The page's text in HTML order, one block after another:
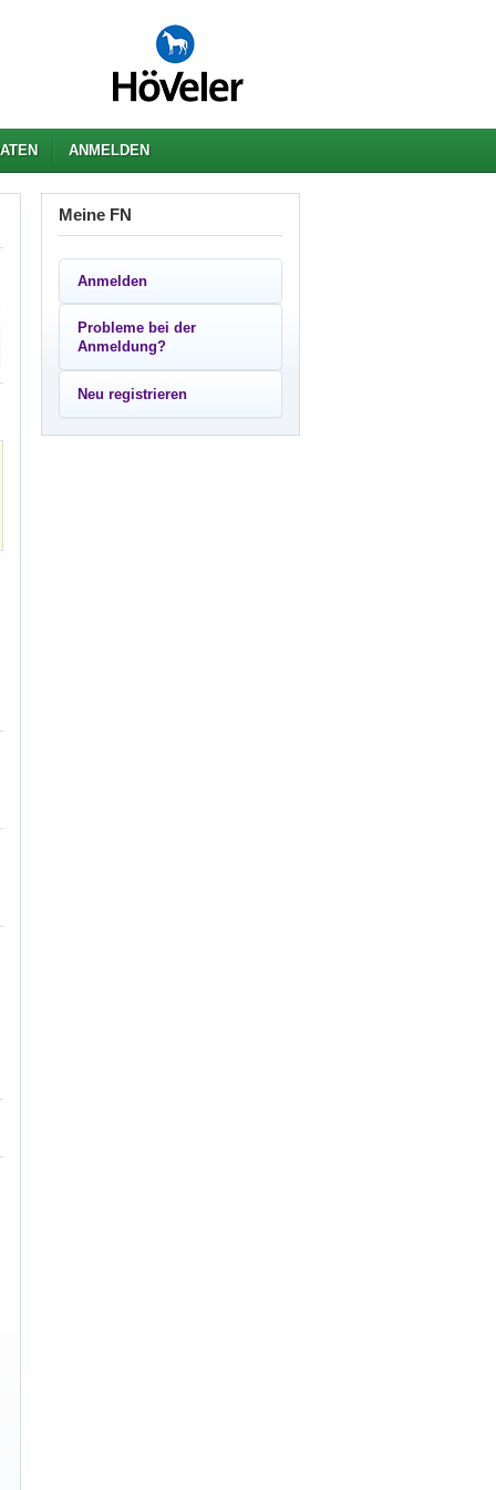
ANMELDEN
Meine FN
Anmelden
Probleme bei der
Anmeldung?
Neu registrieren